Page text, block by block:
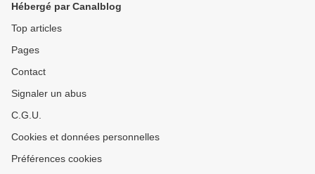
Hébergé par Canalblog
Top articles
Pages
Contact
Signaler un abus
C.G.U.
Cookies et données personnelles
Préférences cookies